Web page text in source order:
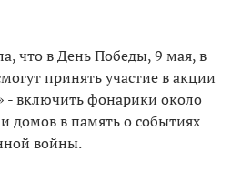
что в День Победы, 9 мая, в
принять участие в акции
включить фонарики около
домов в память о событиях
войны.